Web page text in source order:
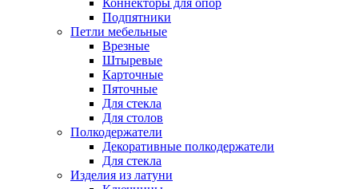
Коннекторы для опор
Подпятники
Петли мебельные
Врезные
Штыревые
Карточные
Пяточные
Для стекла
Для столов
Полкодержатели
Декоративные полкодержатели
Для стекла
Изделия из латуни